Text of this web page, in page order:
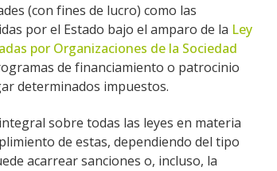
(con fines de lucro) como las
por el Estado bajo el amparo de la Ley
por Organizaciones de la Sociedad
de financiamiento o patrocinio
determinados impuestos.
sobre todas las leyes en materia
de estas, dependiendo del tipo
acarrear sanciones o, incluso, la